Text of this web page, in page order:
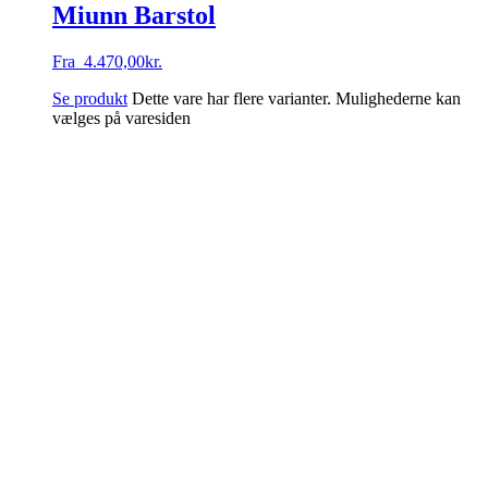
Miunn Barstol
Fra 4.470,00kr.
Se produkt Dette vare har flere varianter. Mulighederne kan
vælges på varesiden